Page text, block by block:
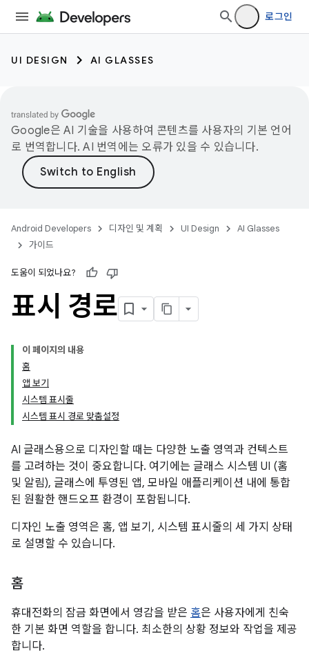
로그인
UI DESIGN AI GLASSES
Google은 AI 기술을 사용하여 콘텐츠를 사용자의 기본 언어
로 번역합니다. AI 번역에는 오류가 있을 수 있습니다.
Android Developers 디자인 및 계획 UI Design
AI Glasses
가이드
도움이 되었나요?
표시 경로
이 페이지의 내용
홈
앱 보기
시스템 표시줄
시스템 표시 경로 맞춤설정
AI 글래스용으로 디자인할 때는 다양한 노출 영역과 컨텍스트
를 고려하는 것이 중요합니다. 여기에는 글래스 시스템 UI (홈
및 알림), 글래스에 투영된 앱, 모바일 애플리케이션 내에 통합
된 원활한 핸드오프 환경이 포함됩니다.
디자인 노출 영역은 홈, 앱 보기, 시스템 표시줄의 세 가지 상태
로 설명할 수 있습니다.
홈
휴대전화의 잠금 화면에서 영감을 받은 홈은 사용자에게 친숙
한 기본 화면 역할을 합니다. 최소한의 상황 정보와 작업을 제공
합니다.